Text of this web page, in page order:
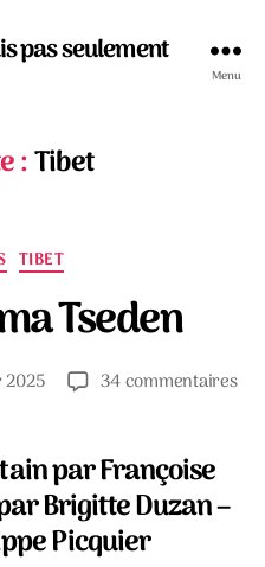
pas seulement
Menu
:Tibet
Catégories
TIBET
Tseden
2025 34 commentairessur
par Françoise
Brigitte Duzan –
Picquier